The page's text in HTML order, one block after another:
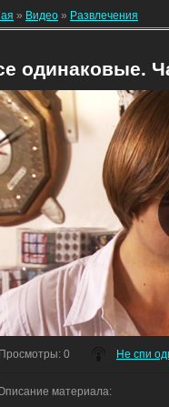
» Видео » Развлечения
одинаковые.
Просмотры: 0 Не спи
материала: